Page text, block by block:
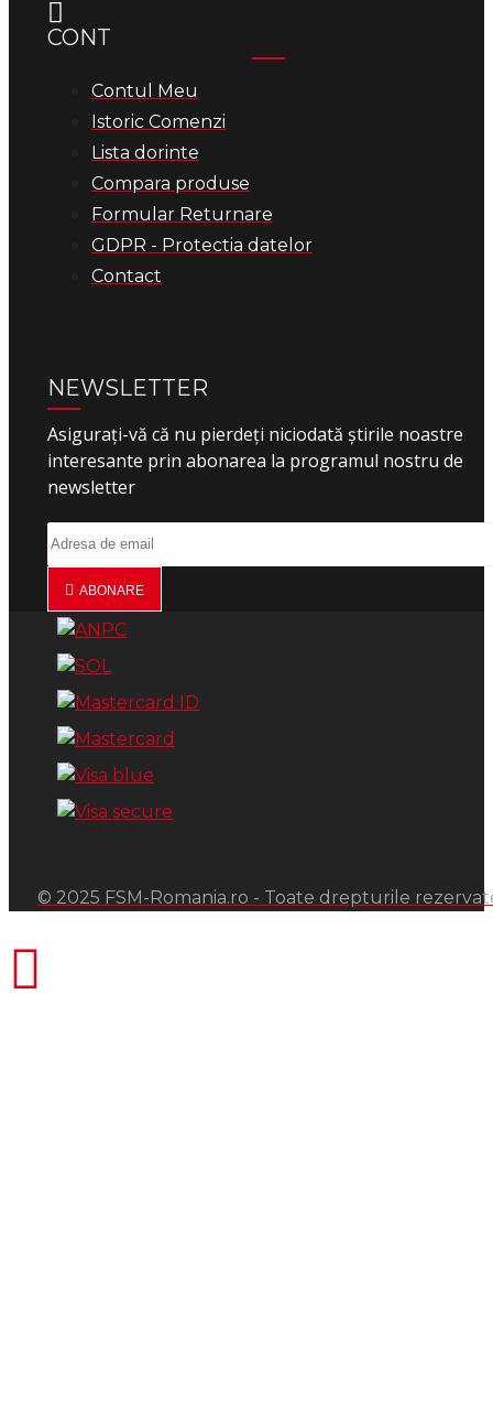
CONT
Contul Meu
Istoric Comenzi
Lista dorinte
Compara produse
Formular Returnare
GDPR - Protectia datelor
Contact
NEWSLETTER
Asigurați-vă că nu pierdeți niciodată știrile noastre
interesante prin abonarea la programul nostru de
newsletter
ABONARE
© 2025 FSM-Romania.ro - Toate drepturile